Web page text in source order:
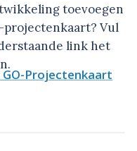
toevoegen
projectenkaart? Vul
link het
GO-Projectenkaart